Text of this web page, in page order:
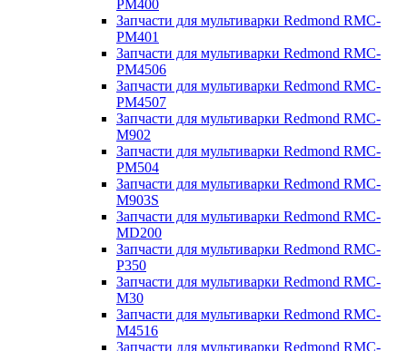
PM400
Запчасти для мультиварки Redmond RMC-
PM401
Запчасти для мультиварки Redmond RMC-
PM4506
Запчасти для мультиварки Redmond RMC-
PM4507
Запчасти для мультиварки Redmond RMC-
M902
Запчасти для мультиварки Redmond RMC-
PM504
Запчасти для мультиварки Redmond RMC-
M903S
Запчасти для мультиварки Redmond RMC-
MD200
Запчасти для мультиварки Redmond RMC-
P350
Запчасти для мультиварки Redmond RMC-
M30
Запчасти для мультиварки Redmond RMC-
M4516
Запчасти для мультиварки Redmond RMC-